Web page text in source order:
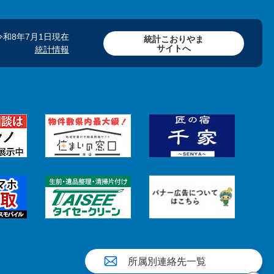
和8年7月1日現在
統計情報
統計こおりやま
サイトへ
所属別連絡先一覧